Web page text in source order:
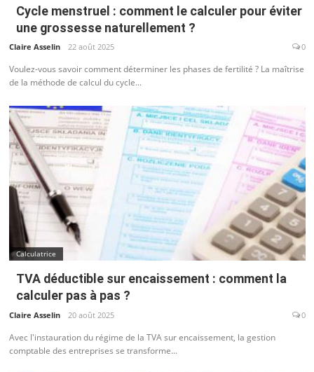
Cycle menstruel : comment le calculer pour éviter
une grossesse naturellement ?
Claire Asselin 22 août 2025 0
Voulez-vous savoir comment déterminer les phases de fertilité ? La maîtrise
de la méthode de calcul du cycle...
Calculatrice
TVA déductible sur encaissement : comment la
calculer pas à pas ?
Claire Asselin 20 août 2025 0
Avec l'instauration du régime de la TVA sur encaissement, la gestion
comptable des entreprises se transforme...